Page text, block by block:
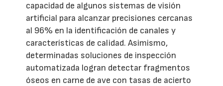
capacidad de algunos sistemas de visión
artificial para alcanzar precisiones cercanas
al 96% en la identificación de canales y
características de calidad. Asimismo,
determinadas soluciones de inspección
automatizada logran detectar fragmentos
óseos en carne de ave con tasas de acierto